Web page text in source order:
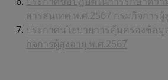
สารสนเทศ พ.ศ.2567 กรมกิจการผู้
ประกาศนโยบายการคุ้มครองข้อ
กิจการผู้สูงอายุ พ.ศ.2567